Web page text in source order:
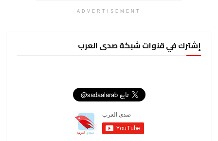
ADVERTISEMENT
إشترك في قنوات شبكة صدى العرب